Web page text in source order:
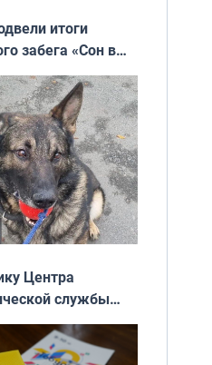
итоги
забега «Сон в
ночь»
Центра
службы
дом